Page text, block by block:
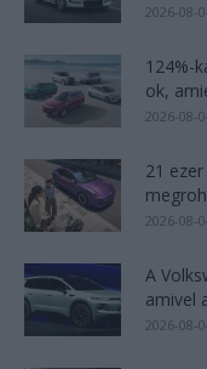
2026-08-
124%-
ok,
2026-08-
21
2026-08-
A
amivel
2026-08-